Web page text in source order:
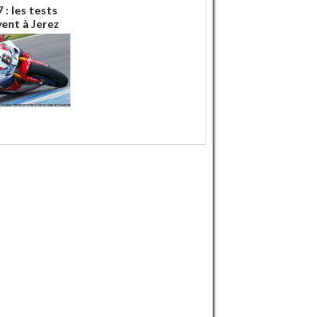
: les tests
à Jerez